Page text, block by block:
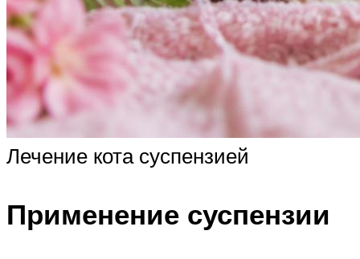
Лечение кота суспензией
Применение суспензии